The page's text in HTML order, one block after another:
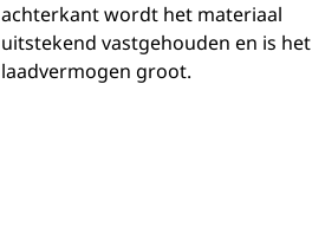
achterkant wordt het materiaal
uitstekend vastgehouden en is het
laadvermogen groot.